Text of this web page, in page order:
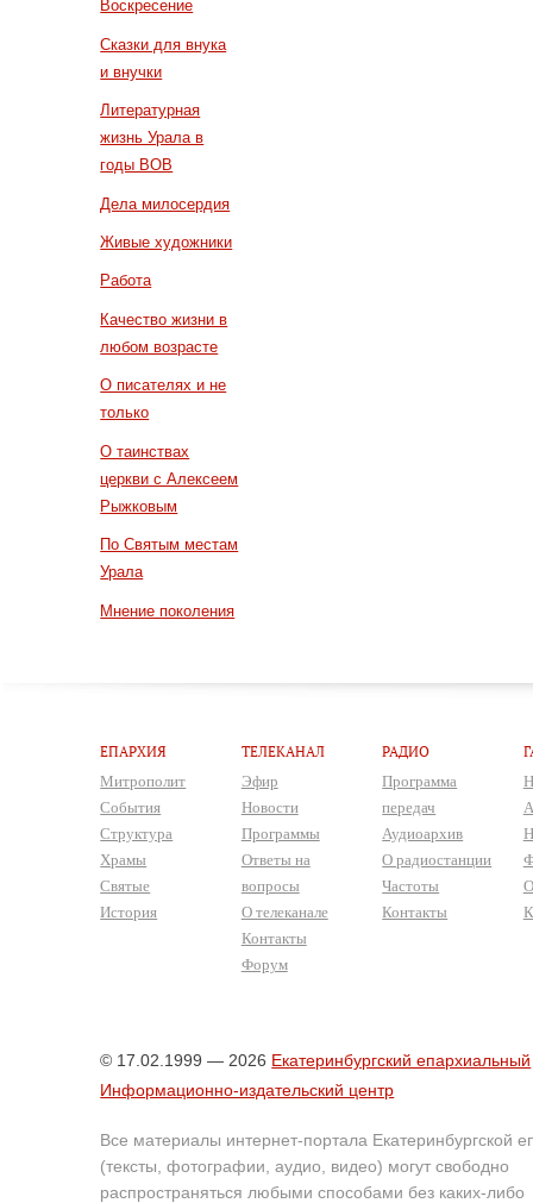
Воскресение
Сказки для внука
и внучки
Литературная
жизнь Урала в
годы ВОВ
Дела милосердия
Живые художники
Работа
Качество жизни в
любом возрасте
О писателях и не
только
О таинствах
церкви с Алексеем
Рыжковым
По Святым местам
Урала
Мнение поколения
ЕПАРХИЯ
Митрополит
События
Структура
Храмы
Святые
История
ТЕЛЕКАНАЛ
Эфир
Новости
Программы
Ответы на
вопросы
О телеканале
Контакты
Форум
РАДИО
Программа
передач
Аудиоархив
О радиостанции
Частоты
Контакты
© 17.02.1999 — 2026 Екатеринбургский епархиальный
Информационно-издательский центр
Все материалы интернет-портала Екатеринбургской
(тексты, фотографии, аудио, видео) могут свободно
распространяться любыми способами без каких-либо